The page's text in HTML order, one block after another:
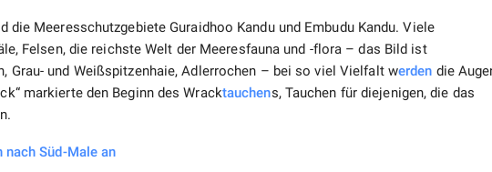
die Meeresschutzgebiete Guraidhoo Kandu und Embudu Kandu. Viele
Felsen, die reichste Welt der Meeresfauna und -flora – das Bild ist
Grau- und Weißspitzenhaie, Adlerrochen – bei so viel Vielfalt werden die
markierte den Beginn des Wracktauchens, Tauchen für diejenigen, die das
nach Süd-Male an